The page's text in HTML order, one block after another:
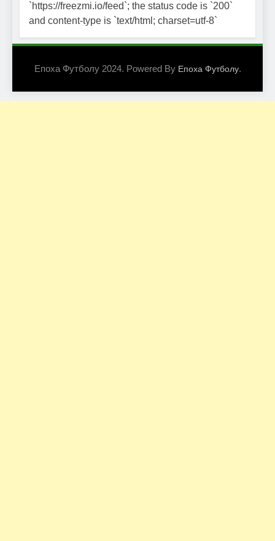
`https://freezmi.io/feed`; the status code is `200`
and content-type is `text/html; charset=utf-8`
Епоха Футболу 2024. Powered By Епоха Футболу.